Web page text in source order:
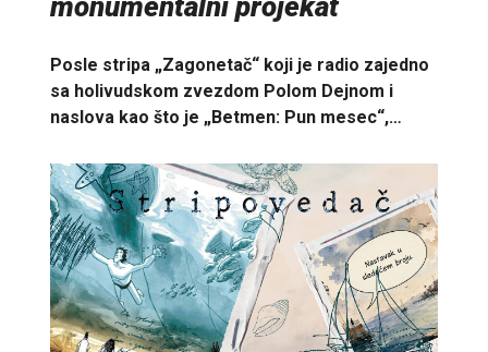
Posle stripa „Zagonetač“ koji je radio zajedno
sa holivudskom zvezdom Polom Dejnom i
naslova kao što je „Betmen: Pun mesec“,…